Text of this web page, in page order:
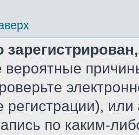
вероятные
регистрации),
по каким-